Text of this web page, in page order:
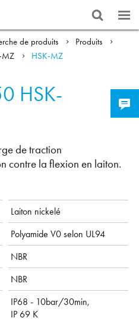
de produits
Produits
MZ HSK-MZ
HSK-
de traction
contre la flexion en laiton.
Laiton nickelé
Polyamide V0 selon UL94
NBR
NBR
IP68 - 10bar/30min,
IP 69 K